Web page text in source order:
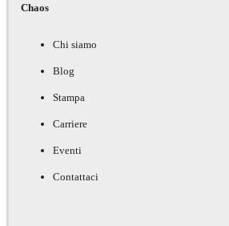
Chaos
Chi siamo
Blog
Stampa
Carriere
Eventi
Contattaci